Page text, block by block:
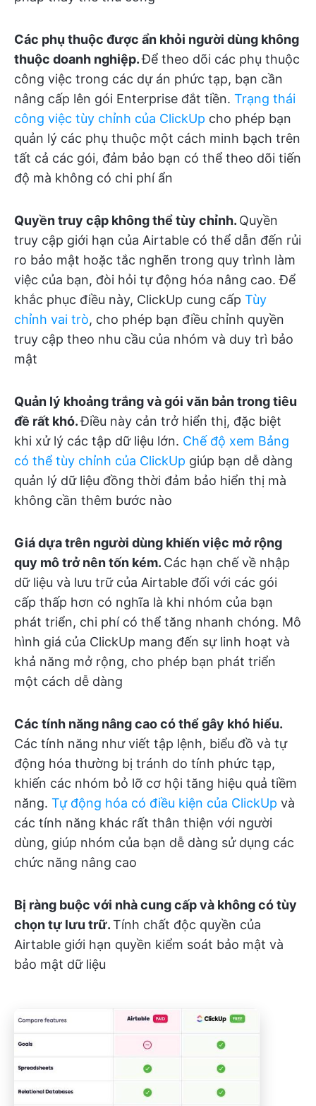
Các phụ thuộc được ẩn khỏi người dùng không
thuộc doanh nghiệp.Để theo dõi các phụ thuộc
công việc trong các dự án phức tạp, bạn cần
nâng cấp lên gói Enterprise đắt tiền. Trạng thái
công việc tùy chỉnh của ClickUp cho phép bạn
quản lý các phụ thuộc một cách minh bạch trên
tất cả các gói, đảm bảo bạn có thể theo dõi tiến
độ mà không có chi phí ẩn
Quyền truy cập không thể tùy chỉnh. Quyền
truy cập giới hạn của Airtable có thể dẫn đến rủi
ro bảo mật hoặc tắc nghẽn trong quy trình làm
việc của bạn, đòi hỏi tự động hóa nâng cao. Để
khắc phục điều này, ClickUp cung cấp Tùy
chỉnh vai trò, cho phép bạn điều chỉnh quyền
truy cập theo nhu cầu của nhóm và duy trì bảo
mật
Quản lý khoảng trắng và gói văn bản trong tiêu
đề rất khó.Điều này cản trở hiển thị, đặc biệt
khi xử lý các tập dữ liệu lớn. Chế độ xem Bảng
có thể tùy chỉnh của ClickUp giúp bạn dễ dàng
quản lý dữ liệu đồng thời đảm bảo hiển thị mà
không cần thêm bước nào
Giá dựa trên người dùng khiến việc mở rộng
quy mô trở nên tốn kém. Các hạn chế về nhập
dữ liệu và lưu trữ của Airtable đối với các gói
cấp thấp hơn có nghĩa là khi nhóm của bạn
phát triển, chi phí có thể tăng nhanh chóng. Mô
hình giá của ClickUp mang đến sự linh hoạt và
khả năng mở rộng, cho phép bạn phát triển
một cách dễ dàng
Các tính năng nâng cao có thể gây khó hiểu.
Các tính năng như viết tập lệnh, biểu đồ và tự
động hóa thường bị tránh do tính phức tạp,
khiến các nhóm bỏ lỡ cơ hội tăng hiệu quả tiềm
năng. Tự động hóa có điều kiện của ClickUp và
các tính năng khác rất thân thiện với người
dùng, giúp nhóm của bạn dễ dàng sử dụng các
chức năng nâng cao
Bị ràng buộc với nhà cung cấp và không có tùy
chọn tự lưu trữ.Tính chất độc quyền của
Airtable giới hạn quyền kiểm soát bảo mật và
bảo mật dữ liệu